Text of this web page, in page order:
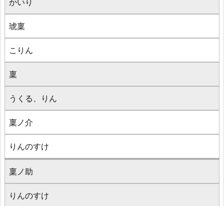
かいり
琥稟
こりん
稟
うくる、りん
稟ノ介
りんのすけ
稟ノ助
りんのすけ